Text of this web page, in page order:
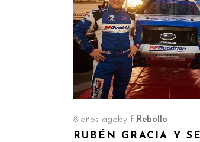
8 años agoby F.Rebollo
RUBÉN GRACIA Y